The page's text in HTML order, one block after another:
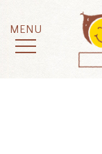
MENU